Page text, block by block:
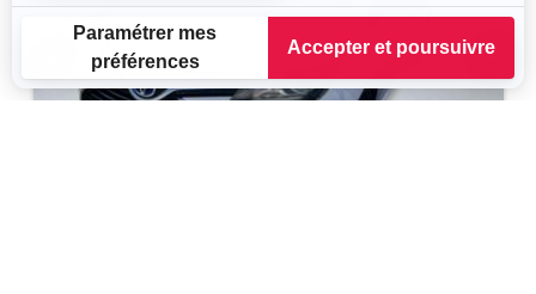
Paramétrer mes
préférences
Accepter et poursuivre
Axeptio consent
Plateforme de Gestion du Consentement : Personnalisez